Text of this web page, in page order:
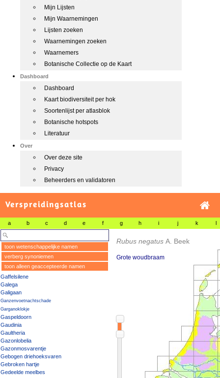
Mijn Lijsten
Mijn Waarnemingen
Lijsten zoeken
Waarnemingen zoeken
Waarnemers
Botanische Collectie op de Kaart
Dashboard
Dashboard
Kaart biodiversiteit per hok
Soortenlijst per atlasblok
Botanische hotspots
Literatuur
Over
Over deze site
Privacy
Beheerders en validatoren
Verspreidingsatlas
a b c d e f g h i j k l
toon wetenschappelijke namen
verberg synoniemen
toon alleen geaccepteerde namen
Gaffelsilene
Galega
Galigaan
Ganzenvoetnachtschade
Garganoklokje
Gaspeldoorn
Gaudinia
Gaultheria
Gazonlobelia
Gazonmosvarentje
Gebogen driehoeksvaren
Gebroken hartje
Gedeelde meelbes
Rubus negatus A. Beek
Grote woudbraam